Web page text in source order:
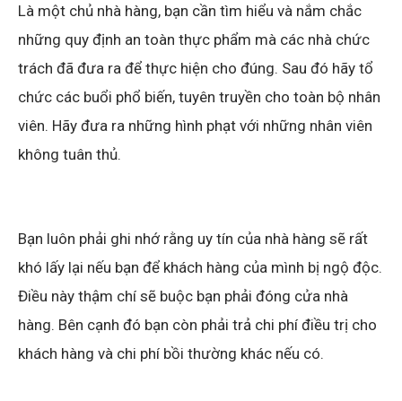
Là một chủ nhà hàng, bạn cần tìm hiểu và nắm chắc
những quy định an toàn thực phẩm mà các nhà chức
trách đã đưa ra để thực hiện cho đúng. Sau đó hãy tổ
chức các buổi phổ biến, tuyên truyền cho toàn bộ nhân
viên. Hãy đưa ra những hình phạt với những nhân viên
không tuân thủ.
Bạn luôn phải ghi nhớ rằng uy tín của nhà hàng sẽ rất
khó lấy lại nếu bạn để khách hàng của mình bị ngộ độc.
Điều này thậm chí sẽ buộc bạn phải đóng cửa nhà
hàng. Bên cạnh đó bạn còn phải trả chi phí điều trị cho
khách hàng và chi phí bồi thường khác nếu có.